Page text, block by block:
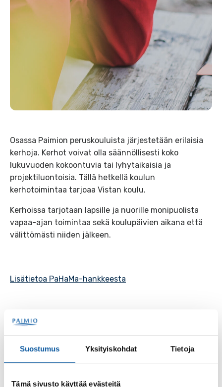
Suostumus Yksityiskohdat Tietoja
Tämä sivusto käyttää evästeitä
Osassa Paimion peruskouluista järjestetään erilaisia
kerhoja. Kerhot voivat olla säännöllisesti koko
lukuvuoden kokoontuvia tai lyhytaikaisia ja
projektiluontoisia. Tällä hetkellä koulun
kerhotoimintaa tarjoaa Vistan koulu.
Kerhoissa tarjotaan lapsille ja nuorille monipuolista
vapaa-ajan toimintaa sekä koulupäivien aikana että
välittömästi niiden jälkeen.
Lisätietoa PaHaMa-hankkeesta
Toimi näin
Kysy lisätietoa kerhoista Paimion kaupungin